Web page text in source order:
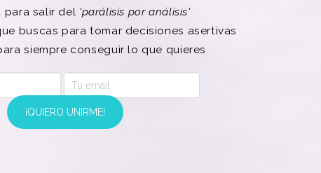
para salir del 'parálisis por análisis'
buscas para tomar decisiones asertivas
siempre conseguir lo que quieres